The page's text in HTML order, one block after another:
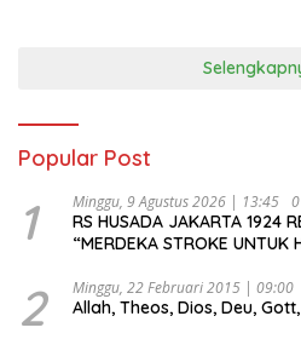
Popular Post
1 Minggu, 9 Agustus 2026 | 13:45
RS HUSADA JAKARTA 1924
“MERDEKA STROKE UNTUK
2 Minggu, 22 Februari 2015 | 09:00
Allah, Theos, Dios, Deu,